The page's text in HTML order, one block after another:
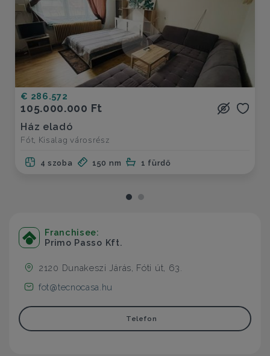
€ 286.572
105.000.000 Ft
Ház eladó
Fót, Kisalag városrész
4 szoba 150 nm 1 fürdő
Franchisee:
Primo Passo Kft.
2120 Dunakeszi Járás, Fóti út, 63.
fot@tecnocasa.hu
Telefon